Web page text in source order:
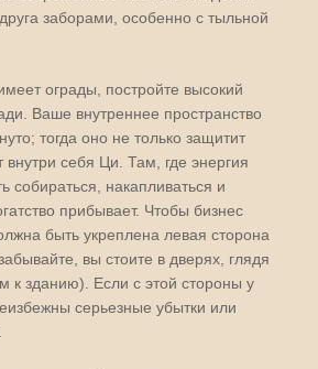
заборами, особенно с тыльной
ограды, постройте высокий
Ваше внутреннее пространство
тогда оно не только защитит
внутри себя Ци. Там, где энергия
собираться, накапливаться и
прибывает. Чтобы бизнес
быть укреплена левая сторона
вы стоите в дверях, глядя
к зданию). Если с этой стороны у
серьезные убытки или